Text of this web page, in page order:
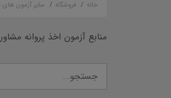
خانه فروشگاه سایر آزمون
منابع آزمون اخذ پروانه